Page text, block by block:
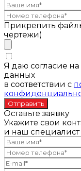
Прикрепить
чертежи)
Я даю согласие
данных
в соответствии с
Оставьте заявку
Укажите свои
и наш специалист